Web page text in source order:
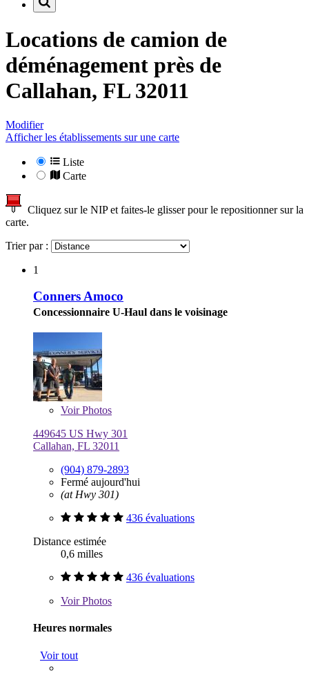
Locations de camion de
déménagement près de
Callahan, FL 32011
Modifier
Afficher les établissements sur une carte
Liste
Carte
Cliquez sur le NIP et faites-le glisser pour le repositionner sur la
carte.
Trier par :
1
Conners Amoco
Concessionnaire U-Haul dans le voisinage
VoirPhotos
449645 US Hwy 301
Callahan, FL 32011
(904) 879-2893
Fermé aujourd'hui
(at Hwy 301)
436 évaluations
Distance estimée
0,6 milles
436 évaluations
VoirPhotos
Heures normales
Voir tout